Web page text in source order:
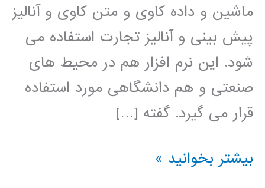
ماشین و داده کاوی و متن کاوی و آنالیز
پیش بینی و آنالیز تجارت استفاده می
شود. این نرم افزار هم در محیط های
صنعتی و هم دانشگاهی مورد استفاده
قرار می گیرد. گفته […]
فيلم
بیشتر بخوانید »